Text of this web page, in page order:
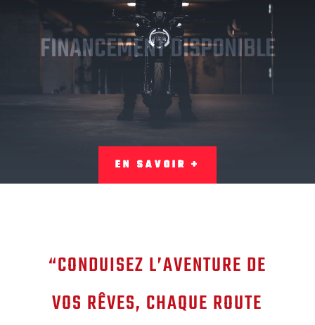
FINANCEMENT DISPONIBLE
EN SAVOIR +
“CONDUISEZ L’AVENTURE DE
VOS RÊVES, CHAQUE ROUTE